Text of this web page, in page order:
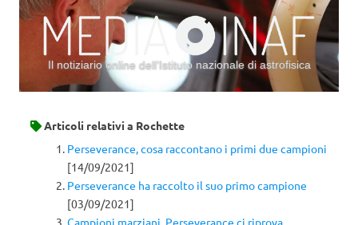
Il notiziario online dell’Istituto nazionale di astrofisica
Articoli relativi a Rochette
Perseverance, cosa raccontano i primi due campioni
[14/09/2021]
Perseverance ha raccolto il suo primo campione
[03/09/2021]
Campioni marziani, Perseverance ci riprova